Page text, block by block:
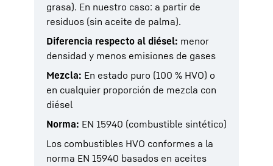
grasa). En nuestro caso: a partir de
residuos (sin aceite de palma).
Diferencia respecto al diésel: menor
densidad y menos emisiones de gases
Mezcla: En estado puro (100 % HVO) o
en cualquier proporción de mezcla con
diésel
Norma: EN 15940 (combustible sintético)
Los combustibles HVO conformes a la
norma EN 15940 basados en aceites